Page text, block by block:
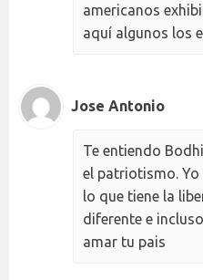
americanos
aquí algunos los
Jose Antonio
Te entiendo
el patriotismo.
lo que tiene la
diferente e
amar tu pais